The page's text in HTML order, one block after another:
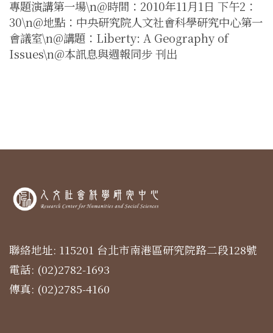
專題演講第一場\n@時間：2010年11月1日 下午2：
30\n@地點：中央研究院人文社會科學研究中心第一
會議室\n@講題：Liberty: A Geography of
Issues\n@本訊息與週報同步 刊出
聯絡地址: 115201 台北市南港區研究院路二段128號
電話: (02)2782-1693
傳真: (02)2785-4160